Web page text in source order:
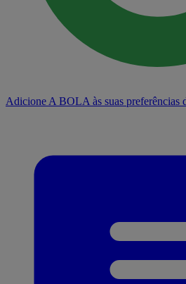
Adicione A BOLA às suas preferências